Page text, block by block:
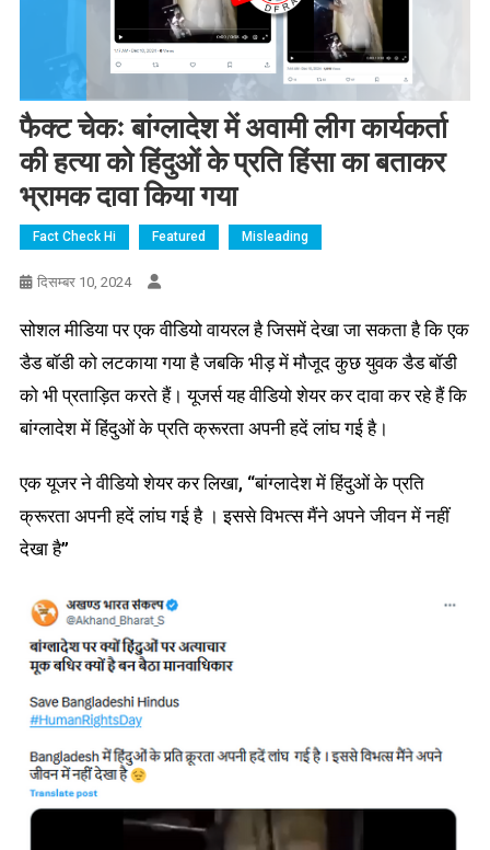
फैक्ट चेकः बांग्लादेश में अवामी लीग कार्यकर्ता
की हत्या को हिंदुओं के प्रति हिंसा का बताकर
भ्रामक दावा किया गया
Fact Check Hi Featured Misleading
दिसम्बर 10, 2024
सोशल मीडिया पर एक वीडियो वायरल है जिसमें देखा जा सकता है कि एक
डैड बॉडी को लटकाया गया है जबकि भीड़ में मौजूद कुछ युवक डैड बॉडी
को भी प्रताड़ित करते हैं। यूजर्स यह वीडियो शेयर कर दावा कर रहे हैं कि
बांग्लादेश में हिंदुओं के प्रति क्रूरता अपनी हदें लांघ गई है।
एक यूजर ने वीडियो शेयर कर लिखा, “बांग्लादेश में हिंदुओं के प्रति
क्रूरता अपनी हदें लांघ गई है । इससे विभत्स मैंने अपने जीवन में नहीं
देखा है”